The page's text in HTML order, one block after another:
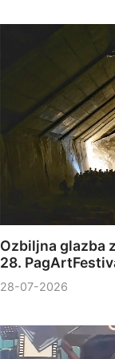
Ozbiljna glazba
28.
28-07-2026